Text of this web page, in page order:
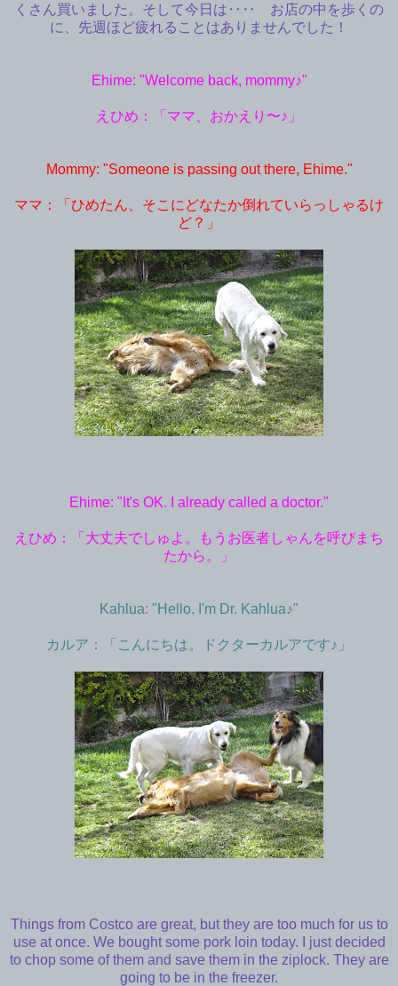
くさん買いました。そして今日は‥‥ お店の中を歩くの
に、先週ほど疲れることはありませんでした！
Ehime: "Welcome back, mommy♪"
えひめ：「ママ、おかえり〜♪」
Mommy: "Someone is passing out there, Ehime."
ママ：「ひめたん、そこにどなたか倒れていらっしゃるけ
ど？」
Ehime: "It's OK. I already called a doctor."
えひめ：「大丈夫でしゅよ。もうお医者しゃんを呼びまち
たから。」
Kahlua: "Hello. I'm Dr. Kahlua♪"
カルア：「こんにちは。ドクターカルアです♪」
Things from Costco are great, but they are too much for us to
use at once. We bought some pork loin today. I just decided
to chop some of them and save them in the ziplock. They are
going to be in the freezer.